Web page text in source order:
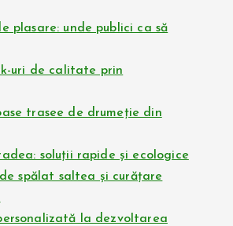
plasare: unde publici ca să
uri de calitate prin
trasee de drumeție din
soluții rapide și ecologice
spălat saltea și curățare
la dezvoltarea